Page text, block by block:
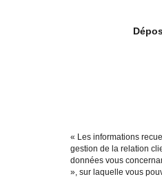
« Les informations
gestion de la relation
données vous
», sur laquelle vous